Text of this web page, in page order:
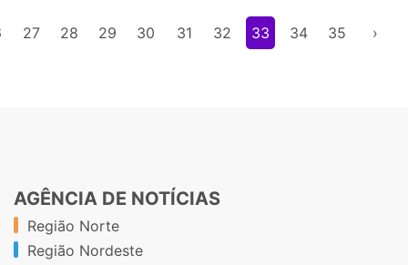
27 28 29 30 31 32 33 34 35 ›
AGÊNCIA DE NOTÍCIAS
Região Norte
Região Nordeste